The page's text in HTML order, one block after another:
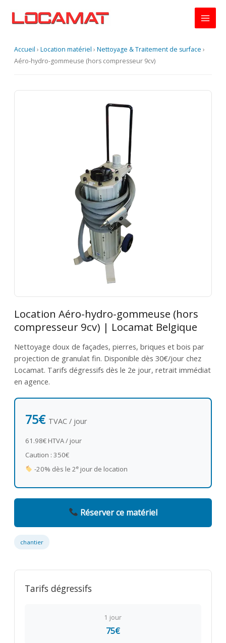
Accueil › Location matériel › Nettoyage & Traitement de surface ›
Aéro-hydro-gommeuse (hors compresseur 9cv)
Location Aéro-hydro-gommeuse (hors
compresseur 9cv) | Locamat Belgique
Nettoyage doux de façades, pierres, briques et bois par
projection de granulat fin. Disponible dès 30€/jour chez
Locamat. Tarifs dégressifs dès le 2e jour, retrait immédiat
en agence.
75€ TVAC / jour
61.98€ HTVA / jour
Caution : 350€
-20% dès le 2ejour de location
Réserver ce matériel
chantier
Tarifs dégressifs
1 jour
75€